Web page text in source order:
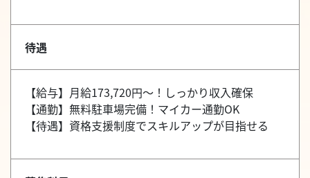
待遇
【給与】月給173,720円～！しっかり収入確保
【通勤】無料駐車場完備！マイカー通勤OK
【待遇】資格支援制度でスキルアップが目指せる